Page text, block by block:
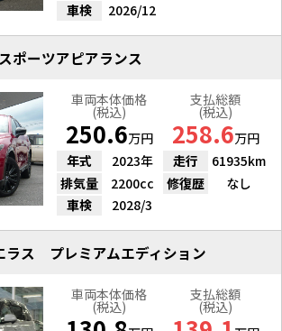
車検
2026/12
ーツアピアランス
車両本体価格
(税込)
250.6万円
支払総額
(税込)
258.6万円
年式
2023年 走行
61935km
排気量
2200cc 修復歴
なし
車検
2028/3
ス プレミアムエディション
車両本体価格
(税込)
支払総額
(税込)